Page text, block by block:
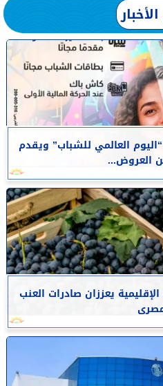
العالمي للشباب” ويقدم
العروض...
الإقليمية يعززان صادرات العنب